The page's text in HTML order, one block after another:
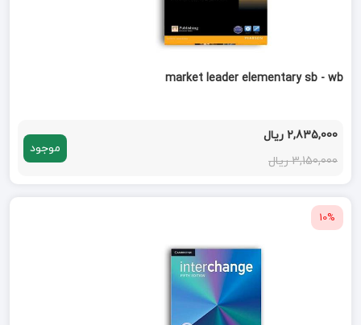
market leader elementary sb - wb
2,835,000 ریال
3,150,000 ریال
موجود
10%